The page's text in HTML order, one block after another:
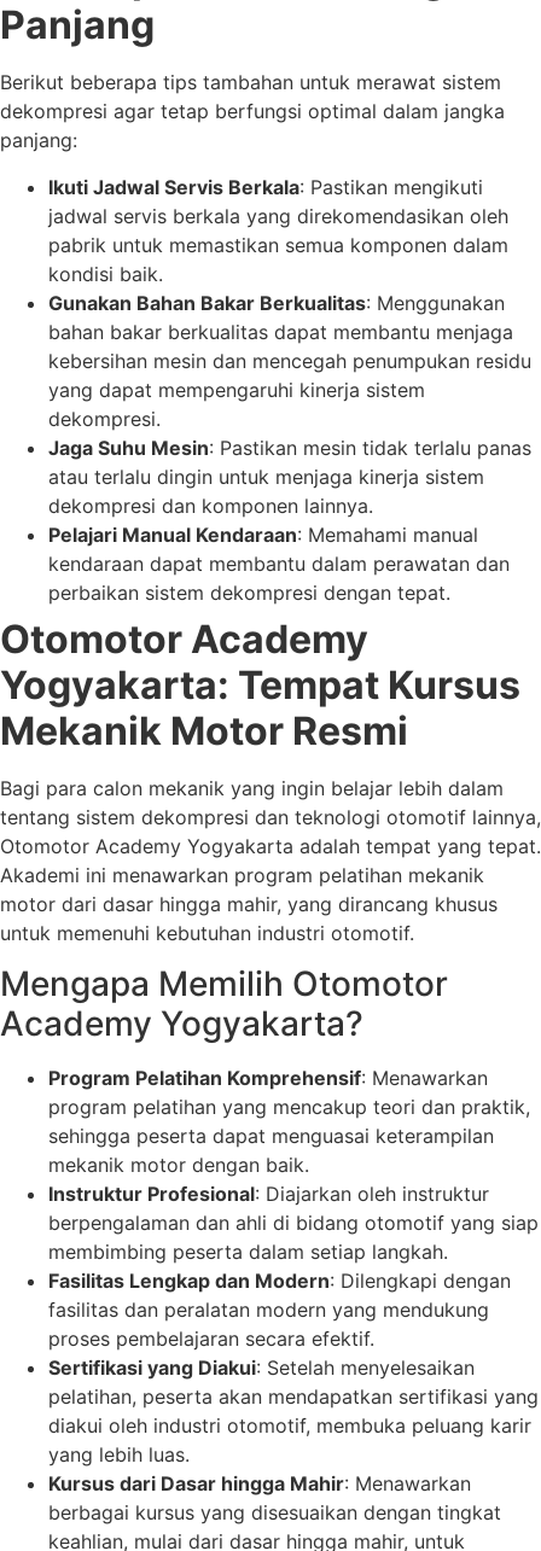
Panjang
Berikut beberapa tips tambahan untuk merawat sistem
dekompresi agar tetap berfungsi optimal dalam jangka
panjang:
Ikuti Jadwal Servis Berkala: Pastikan mengikuti
jadwal servis berkala yang direkomendasikan oleh
pabrik untuk memastikan semua komponen dalam
kondisi baik.
Gunakan Bahan Bakar Berkualitas: Menggunakan
bahan bakar berkualitas dapat membantu menjaga
kebersihan mesin dan mencegah penumpukan residu
yang dapat mempengaruhi kinerja sistem
dekompresi.
Jaga Suhu Mesin: Pastikan mesin tidak terlalu panas
atau terlalu dingin untuk menjaga kinerja sistem
dekompresi dan komponen lainnya.
Pelajari Manual Kendaraan: Memahami manual
kendaraan dapat membantu dalam perawatan dan
perbaikan sistem dekompresi dengan tepat.
Otomotor Academy
Yogyakarta: Tempat Kursus
Mekanik Motor Resmi
Bagi para calon mekanik yang ingin belajar lebih dalam
tentang sistem dekompresi dan teknologi otomotif lainnya,
Otomotor Academy Yogyakarta adalah tempat yang tepat.
Akademi ini menawarkan program pelatihan mekanik
motor dari dasar hingga mahir, yang dirancang khusus
untuk memenuhi kebutuhan industri otomotif.
Mengapa Memilih Otomotor
Academy Yogyakarta?
Program Pelatihan Komprehensif: Menawarkan
program pelatihan yang mencakup teori dan praktik,
sehingga peserta dapat menguasai keterampilan
mekanik motor dengan baik.
Instruktur Profesional: Diajarkan oleh instruktur
berpengalaman dan ahli di bidang otomotif yang siap
membimbing peserta dalam setiap langkah.
Fasilitas Lengkap dan Modern: Dilengkapi dengan
fasilitas dan peralatan modern yang mendukung
proses pembelajaran secara efektif.
Sertifikasi yang Diakui: Setelah menyelesaikan
pelatihan, peserta akan mendapatkan sertifikasi yang
diakui oleh industri otomotif, membuka peluang karir
yang lebih luas.
Kursus dari Dasar hingga Mahir: Menawarkan
berbagai kursus yang disesuaikan dengan tingkat
keahlian, mulai dari dasar hingga mahir, untuk